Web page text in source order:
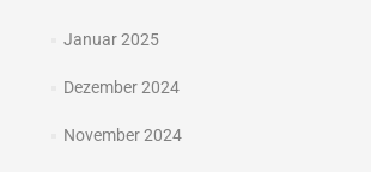
Januar 2025
Dezember 2024
November 2024